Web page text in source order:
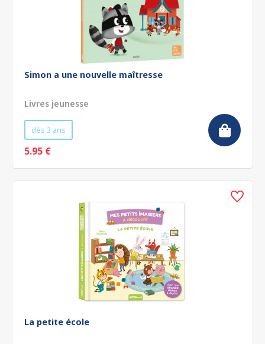
Simon a une nouvelle maîtresse
Livres jeunesse
dès 3 ans
5.95 €
La petite école